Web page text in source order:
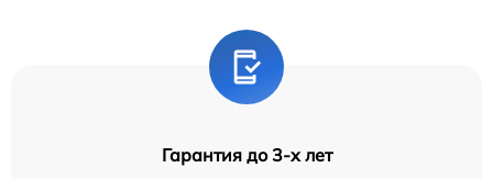
Гарантия до 3-х лет